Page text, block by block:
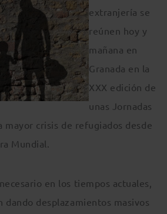
extranjería se
reúnen hoy y
mañana en
Granada en la
XXX edición de
unas Jornadas
mayor crisis de refugiados desde
Mundial.
en los tiempos actuales,
dando desplazamientos masivos